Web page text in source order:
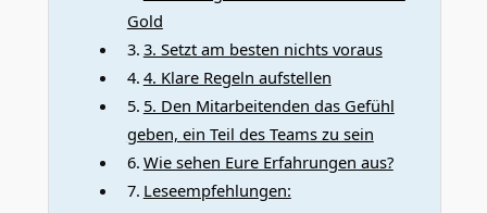
Gold
3. Setzt am besten nichts voraus
4. Klare Regeln aufstellen
5. Den Mitarbeitenden das Gefühl
geben, ein Teil des Teams zu sein
Wie sehen Eure Erfahrungen aus?
Leseempfehlungen: